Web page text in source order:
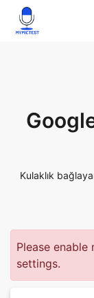
Kulaklık
Please
settings.